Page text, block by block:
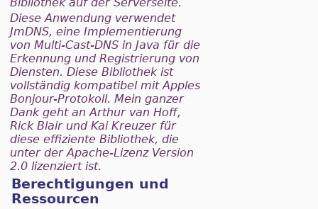
Diese Anwendung verwendet
JmDNS, eine Implementierung
von Multi-Cast-DNS in Java für die
Erkennung und Registrierung von
Diensten. Diese Bibliothek ist
vollständig kompatibel mit Apples
Bonjour-Protokoll. Mein ganzer
Dank geht an Arthur van Hoff,
Rick Blair und Kai Kreuzer für
diese effiziente Bibliothek, die
unter der Apache-Lizenz Version
2.0 lizenziert ist.
Berechtigungen und
Ressourcen